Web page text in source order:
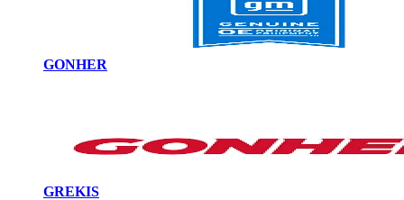
GONHER
GREKIS